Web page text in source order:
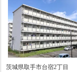
茨城県取手市台宿2丁目